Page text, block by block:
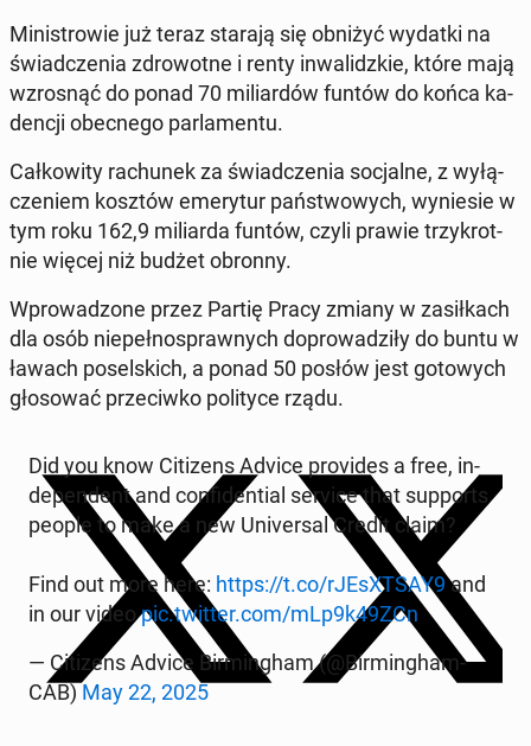
Mi­ni­stro­wie już teraz starają się obniżyć wydatki na
świad­cze­nia zdro­wot­ne i renty in­wa­lidz­kie, które mają
wzro­snąć do ponad 70 mi­liar­dów funtów do końca ka­
den­cji obec­ne­go par­la­men­tu.
Cał­ko­wi­ty ra­chu­nek za świad­cze­nia so­cjal­ne, z wy­łą­
cze­niem kosztów eme­ry­tur pań­stwo­wych, wy­nie­sie w
tym roku 162,9 mi­liar­da funtów, czyli prawie trzy­krot­
nie więcej niż budżet obronny.
Wpro­wa­dzo­ne przez Partię Pracy zmiany w za­sił­kach
dla osób nie­peł­no­spraw­nych do­pro­wa­dzi­ły do buntu w
ławach po­sel­skich, a ponad 50 posłów jest go­to­wych
gło­so­wać prze­ciw­ko po­li­ty­ce rządu.
Did you know Ci­ti­zens Advice pro­vi­des a free, in­
de­pen­dent and con­fi­den­tial service that sup­ports
people to make a new Uni­ver­sal Credit claim?
Find out more here: https://t.co/rJE­sXT­SAY9and
in our videopic.twitter.com/mLp9k49ZCn
— Ci­ti­zens Advice Bir­ming­ham (@Bir­ming­ham­
CAB) May 22, 2025